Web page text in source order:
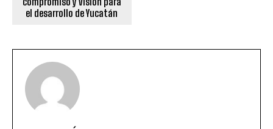
el desarrollo de Yucatán